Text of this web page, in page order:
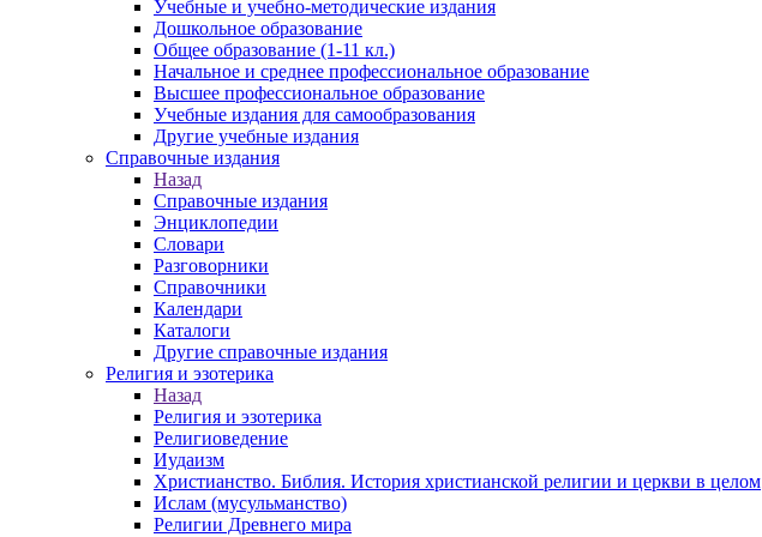
Учебные и учебно-методические издания
Дошкольное образование
Общее образование (1-11 кл.)
Начальное и среднее профессиональное образование
Высшее профессиональное образование
Учебные издания для самообразования
Другие учебные издания
Справочные издания
Назад
Справочные издания
Энциклопедии
Словари
Разговорники
Справочники
Календари
Каталоги
Другие справочные издания
Религия и эзотерика
Назад
Религия и эзотерика
Религиоведение
Иудаизм
Христианство. Библия. История христианской религии и церкви в целом
Ислам (мусульманство)
Религии Древнего мира